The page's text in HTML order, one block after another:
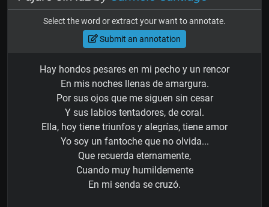
Select the word or extract your want to annotate.
Submit an annotation
Hay hondos pesares en mi pecho y un rencor
En mis noches llenas de amargura.
Por sus ojos que me siguen sin cesar
Y sus labios tentadores, de coral.
Ella, hoy tiene triunfos y alegrías, tiene amor
Yo soy un fantoche que no olvida...
Que recuerda eternamente,
Cuando muy humildemente
En mi senda se cruzó.